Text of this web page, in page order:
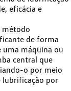
eficácia e
método
de forma
uma máquina ou
central que
o por meio
lubrificação por